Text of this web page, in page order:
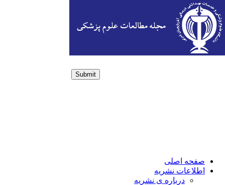
Submit
صفحه اصلی
اطلاعات نشریه
درباره ی نشریه